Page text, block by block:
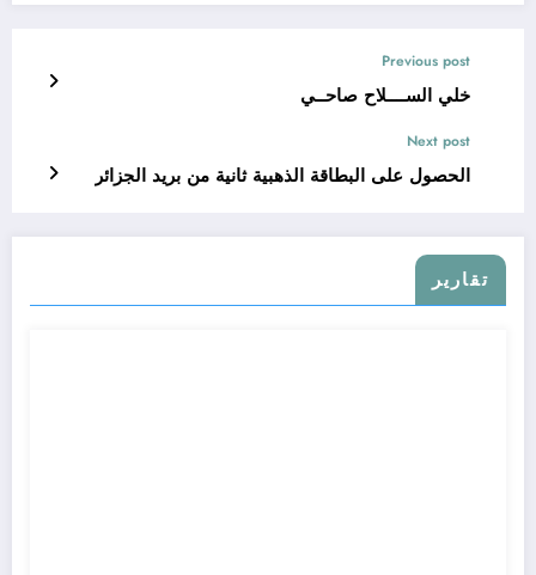
Previous post
خلي الســــلاح صاحــي
Next post
الحصول على البطاقة الذهبية ثانية من بريد الجزائر
تقارير